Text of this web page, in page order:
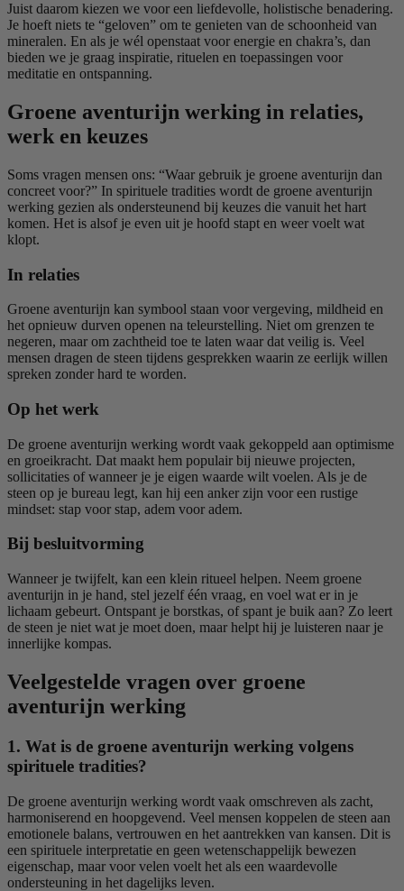
Juist daarom kiezen we voor een liefdevolle, holistische benadering.
Je hoeft niets te “geloven” om te genieten van de schoonheid van
mineralen. En als je wél openstaat voor energie en chakra’s, dan
bieden we je graag inspiratie, rituelen en toepassingen voor
meditatie en ontspanning.
Groene aventurijn werking in relaties,
werk en keuzes
Soms vragen mensen ons: “Waar gebruik je groene aventurijn dan
concreet voor?” In spirituele tradities wordt de groene aventurijn
werking gezien als ondersteunend bij keuzes die vanuit het hart
komen. Het is alsof je even uit je hoofd stapt en weer voelt wat
klopt.
In relaties
Groene aventurijn kan symbool staan voor vergeving, mildheid en
het opnieuw durven openen na teleurstelling. Niet om grenzen te
negeren, maar om zachtheid toe te laten waar dat veilig is. Veel
mensen dragen de steen tijdens gesprekken waarin ze eerlijk willen
spreken zonder hard te worden.
Op het werk
De groene aventurijn werking wordt vaak gekoppeld aan optimisme
en groeikracht. Dat maakt hem populair bij nieuwe projecten,
sollicitaties of wanneer je je eigen waarde wilt voelen. Als je de
steen op je bureau legt, kan hij een anker zijn voor een rustige
mindset: stap voor stap, adem voor adem.
Bij besluitvorming
Wanneer je twijfelt, kan een klein ritueel helpen. Neem groene
aventurijn in je hand, stel jezelf één vraag, en voel wat er in je
lichaam gebeurt. Ontspant je borstkas, of spant je buik aan? Zo leert
de steen je niet wat je moet doen, maar helpt hij je luisteren naar je
innerlijke kompas.
Veelgestelde vragen over groene
aventurijn werking
1. Wat is de groene aventurijn werking volgens
spirituele tradities?
De groene aventurijn werking wordt vaak omschreven als zacht,
harmoniserend en hoopgevend. Veel mensen koppelen de steen aan
emotionele balans, vertrouwen en het aantrekken van kansen. Dit is
een spirituele interpretatie en geen wetenschappelijk bewezen
eigenschap, maar voor velen voelt het als een waardevolle
ondersteuning in het dagelijks leven.